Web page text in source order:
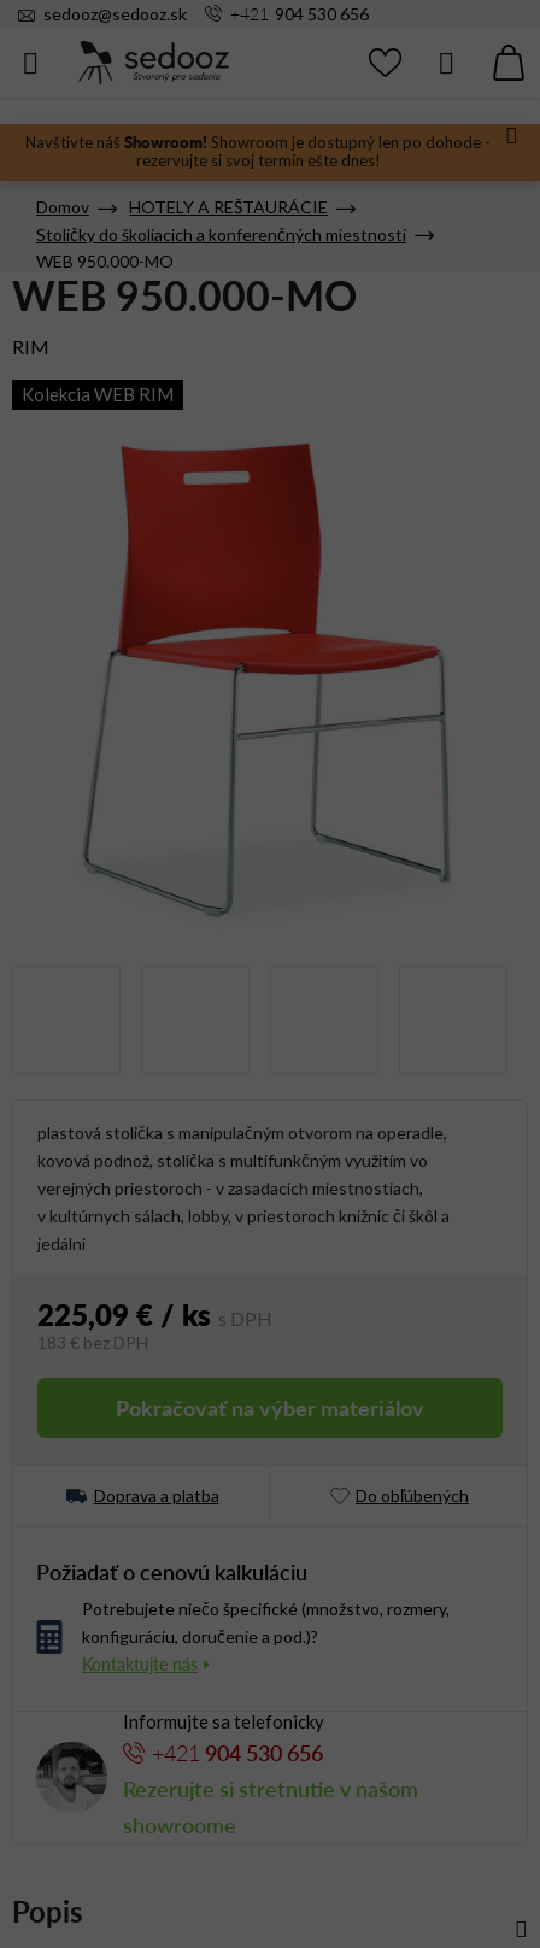
Prejsť
Navštívte náš Showroom! Showroom je dostupný len po dohode -
rezervujte si svoj termín ešte dnes!
sedooz@sedooz.sk +421 904 530 656
Hľadať
Domov
HOTELY A REŠTAURÁCIE
Stoličky do školiacich a konferenčných miestností
WEB 950.000-MO
plastová stolička s manipulačným otvorom na operadle,
kovová podnož, stolička s multifunkčným využitím vo
verejných priestoroch - v zasadacích miestnostiach,
v kultúrnych sálach, lobby, v priestoroch knižníc či škôl a
jedálni
225,09 € / ks
183 € bez DPH
Pokračovať na výber materiálov
Doprava a platba Do obľúbených
Požiadať o cenovú kalkuláciu
Potrebujete niečo špecifické (množstvo, rozmery,
konfiguráciu, doručenie a pod.)?
Informujte sa telefonicky
+421 904 530 656
Rezerujte si stretnutie v našom
showroome
WEB 950.000-MO
RIM
Kolekcia WEB RIM
Popis